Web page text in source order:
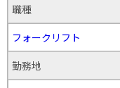
職種
フォークリフト
勤務地